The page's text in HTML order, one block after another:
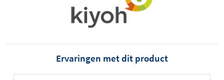
Ervaringen met dit product